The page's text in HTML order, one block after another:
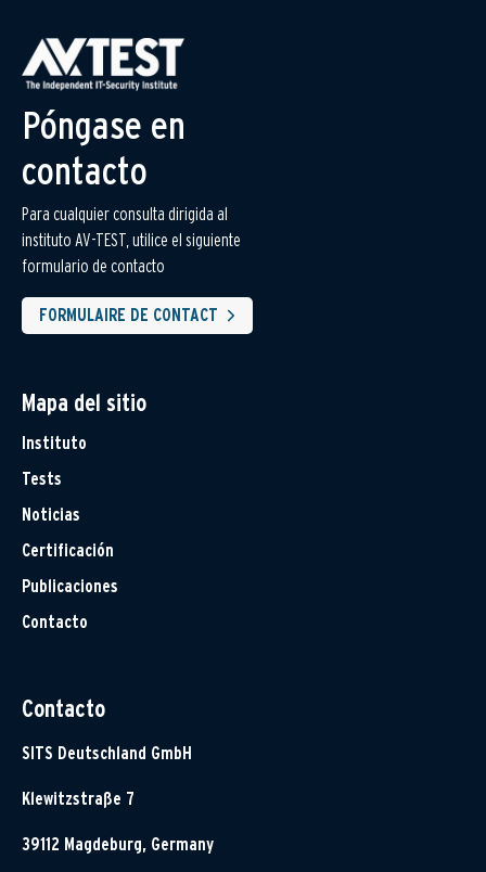
Póngase en
contacto
Para cualquier consulta dirigida al
instituto AV-TEST, utilice el siguiente
formulario de contacto
FORMULAIRE DE CONTACT
Mapa del sitio
Instituto
Tests
Noticias
Certificación
Publicaciones
Contacto
Contacto
SITS Deutschland GmbH
Klewitzstraße 7
39112 Magdeburg, Germany